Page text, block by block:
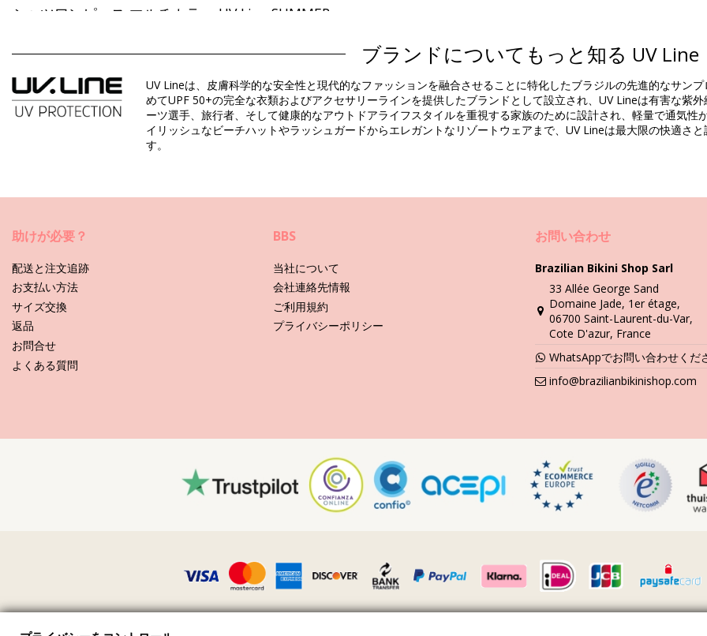
シャツワンピース マルチカラー UV Line SUMMER
UV Protection: UPF 50+
商品情報
部門: ウィメンズ, シャツワンピース
パッケージを含む: 1 x シャツワンピース (他の装飾品は含まれていません。 )
サプライヤー参照 : 135900080094
カットにより柄が異なることがあります。
補正された写真
洗い方と手入れ方法
お手入れ方法: UV Line Shirt Vitoria Coqueiros Upf50+
ブランドについてもっと知る UV Line
UV Lineは、皮膚科学的な安全性と現代的なファッションを融合させることに特化したブラジルの先進的なサン
めてUPF 50+の完全な衣類およびアクセサリーラインを提供したブランドとして設立され、UV Lineは有害な紫
ーツ選手、旅行者、そして健康的なアウトドアライフスタイルを重視する家族のために設計され、軽量で通気
イリッシュなビーチハットやラッシュガードからエレガントなリゾートウェアまで、UV Lineは最大限の快適さ
す。
助けが必要？
配送と注文追跡
お支払い方法
サイズ交換
返品
お問合せ
よくある質問
BBS
当社について
会社連絡先情報
ご利用規約
プライバシーポリシー
お問い合わせ
Brazilian Bikini Shop Sarl
33 Allée George Sand
Domaine Jade, 1er étage,
06700 Saint-Laurent-du-Var,
Cote D'azur, France
WhatsAppでお問い合わせくだ
info@brazilianbikinishop.com